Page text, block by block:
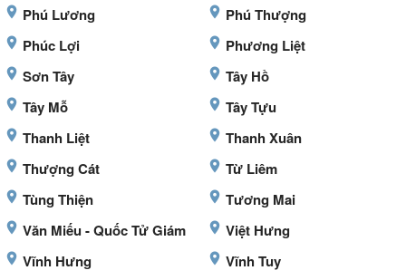
Phú Lương
Phú Thượng
Phúc Lợi
Phương Liệt
Sơn Tây
Tây Hồ
Tây Mỗ
Tây Tựu
Thanh Liệt
Thanh Xuân
Thượng Cát
Từ Liêm
Tùng Thiện
Tương Mai
Văn Miếu - Quốc Tử Giám
Việt Hưng
Vĩnh Hưng
Vĩnh Tuy